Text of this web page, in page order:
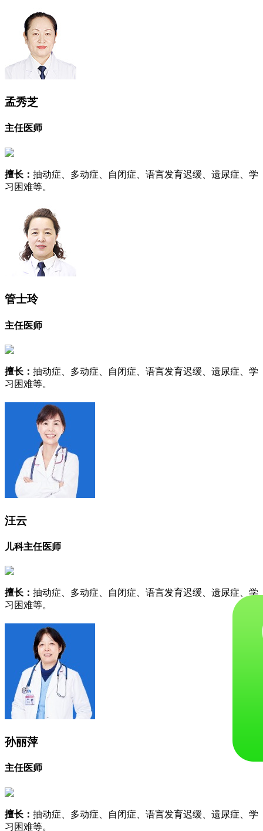
孟秀芝
主任医师
擅长： 抽动症、多动症、自闭症、语言发育迟缓、遗尿症、学
习困难等。
管士玲
主任医师
擅长： 抽动症、多动症、自闭症、语言发育迟缓、遗尿症、学
习困难等。
汪云
儿科主任医师
擅长： 抽动症、多动症、自闭症、语言发育迟缓、遗尿症、学
习困难等。
孙丽萍
主任医师
擅长： 抽动症、多动症、自闭症、语言发育迟缓、遗尿症、学
习困难等。